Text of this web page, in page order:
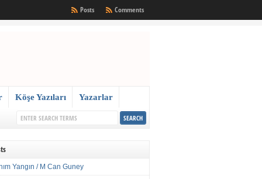
Comments
Posts
Köşe Yazıları Yazarlar
Yangın / M Can Guney